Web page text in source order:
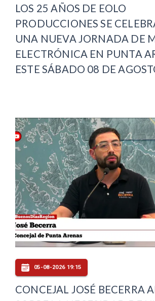
LOS 25 AÑOS DE EOLO
PRODUCCIONES SE
UNA NUEVA JORNADA DE
ELECTRÓNICA EN PUNTA
ESTE SÁBADO 08 DE
05-08-2026 19:15
CONCEJAL JOSÉ BECERRA